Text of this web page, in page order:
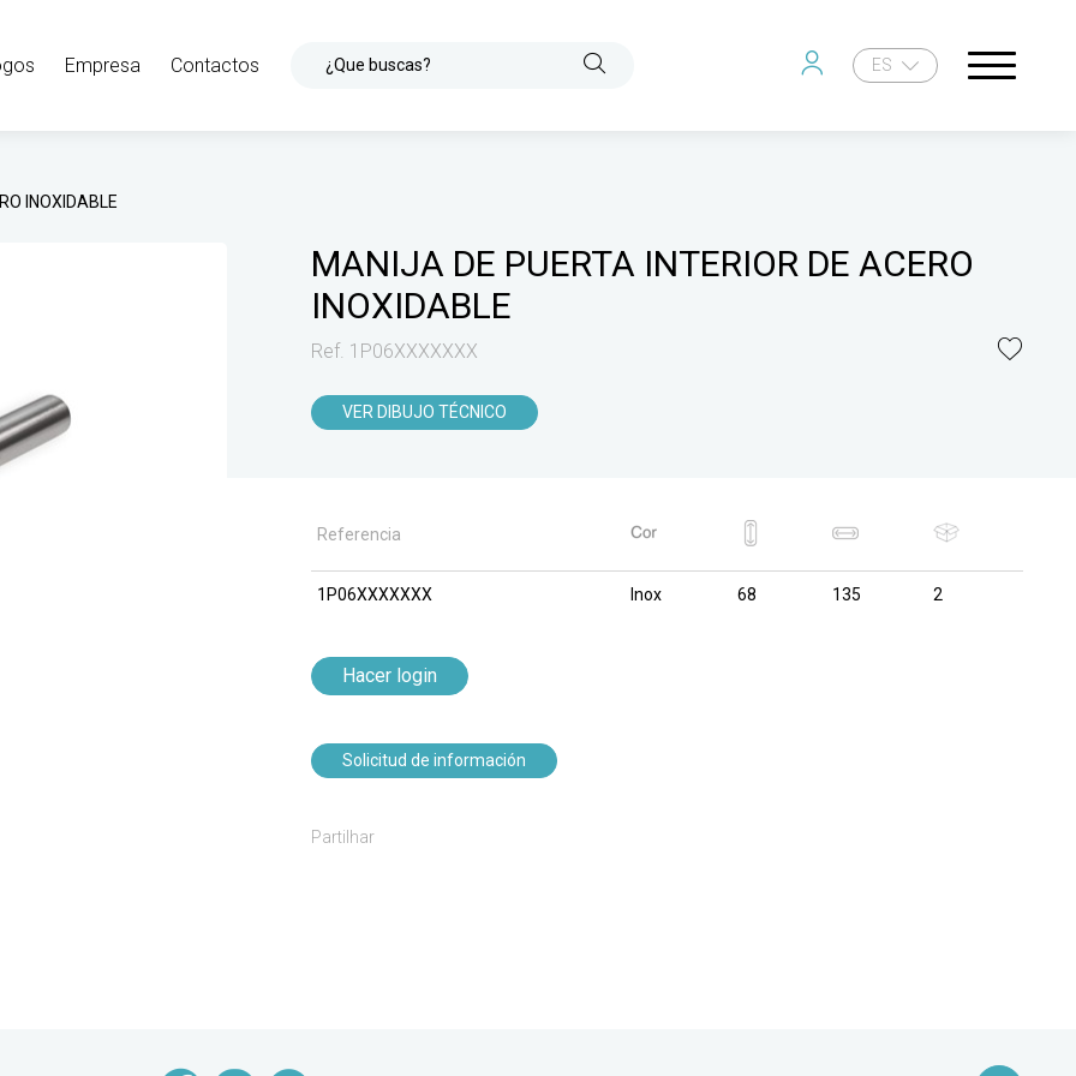
Empresa Contactos ¿Que buscas? ES
INOXIDABLE
MANIJA DE PUERTA INTERIOR DE ACERO
INOXIDABLE
Ref. 1P06XXXXXXX
VER DIBUJO TÉCNICO
Referencia
1P06XXXXXXX Inox 68 135 2
Hacer login
Solicitud de información
Partilhar